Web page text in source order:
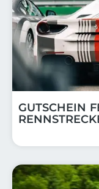
GUTSCHEIN